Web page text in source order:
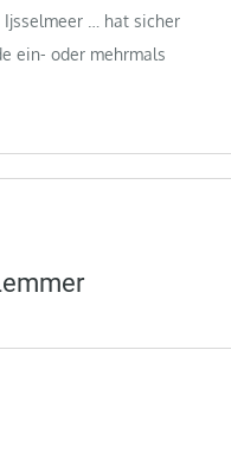
… hat sicher
ein- oder mehrmals